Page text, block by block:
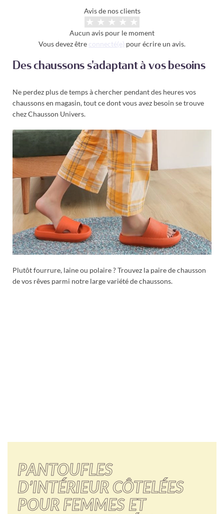
Avis de nos clients
Aucun avis pour le moment
Vous devez être connecté(e) pour écrire un avis.
Des chaussons s'adaptant à vos besoins
Ne perdez plus de temps à chercher pendant des heures vos
chaussons en magasin, tout ce dont vous avez besoin se trouve
chez Chausson Univers.
Plutôt fourrure, laine ou polaire ? Trouvez la paire de chausson
de vos rêves parmi notre large variété de chaussons.
PANTOUFLES
D’INTÉRIEUR CÔTELÉES
POUR FEMMES ET